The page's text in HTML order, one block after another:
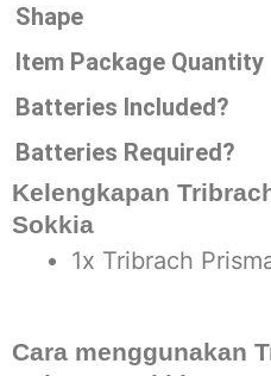
Shape
Item Package Quantity
Batteries Included?
Batteries Required?
Kelengkapan
Sokkia
1x Tribrach
Cara menggunakan